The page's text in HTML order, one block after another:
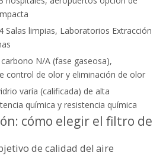
Salas limpias, Laboratorios Extracción
N/A (fase gaseosa),
control de olor y eliminación de olor
varía (calificada) de alta
química y resistencia química
cómo elegir el filtro de
de calidad del aire